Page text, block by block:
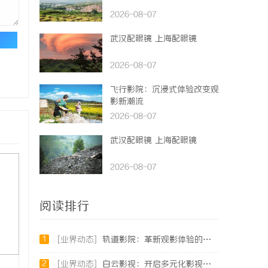
2026-08-07
武汉配眼镜 上海配眼镜
2026-08-07
飞行影院：沉浸式体验改变观
影新潮流
2026-08-07
武汉配眼镜 上海配眼镜
2026-08-07
阅读排行
1 [业界动态] 轨道影院：革新观影体验的未来娱乐新模式
2 [业界动态] 白云影视：开启多元化影视创作新时代的领航者